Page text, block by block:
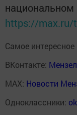
https://max.ru/
Самое
ВКонтакте:
MAX: Новости
Одноклассники: